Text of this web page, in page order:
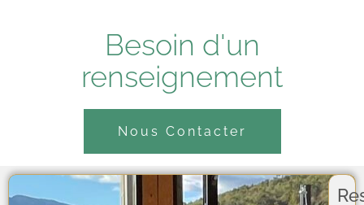
Besoin d'un
renseignement
Nous Contacter